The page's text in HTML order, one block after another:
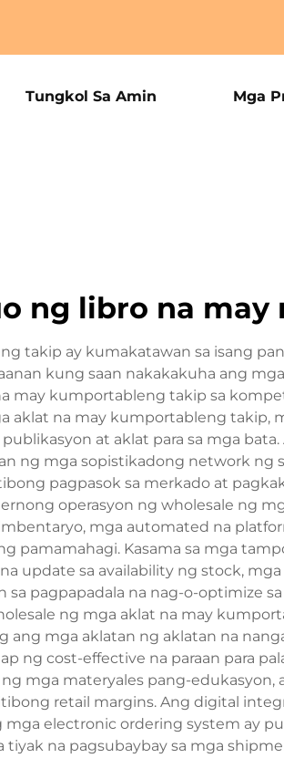
Tungkol Sa Amin Mga
ng libro na
takip ay kumakatawan sa isang
kung saan nakakakuha ang
may kumportableng takip sa
aklat na may kumportableng takip,
at aklat para sa mga
ng mga sopistikadong network ng
pagpasok sa merkado at
operasyon ng wholesale ng
mga automated na
pamamahagi. Kasama sa mga
update sa availability ng stock,
pagpapadala na nag-o-optimize
ng mga aklat na may
ang mga aklatan ng aklatan na
ng cost-effective na paraan para
mga materyales pang-edukasyon,
retail margins. Ang digital
electronic ordering system ay
tiyak na pagsubaybay sa mga